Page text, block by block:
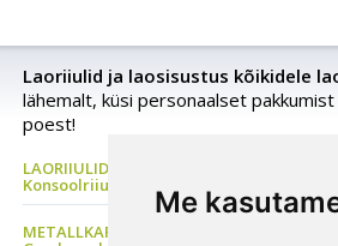
Me
Laoriiulid ja laosisustus kõikidele
lähemalt, küsi personaalset
poest!
LAORIIULID Metallriiul, Kaubaaluste riiul,
Konsoolriiul, Korrusladu
METALLKAPP Metallist Riidekapp,